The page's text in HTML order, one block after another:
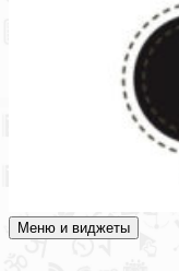
Академия СОВА
Подготовка к ЕГЭ,
Меню и виджеты